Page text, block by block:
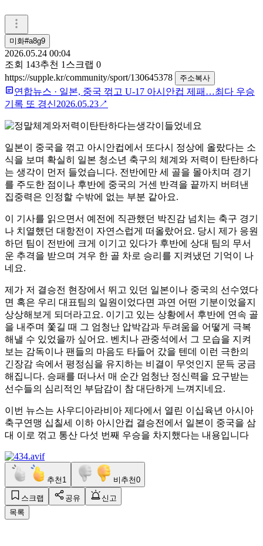
미화#a8g9
2026.05.24 00:04
조회 143추천 1 스크랩 0
https://supple.kr/community/sport/130645378
주소복사
연합뉴스 · 일본, 중국 꺾고 U-17 아시안컵 제패…최다 우승
기록 또 경신2026.05.23↗
일본이 중국을 꺾고 아시안컵에서 또다시 정상에 올랐다는 소
식을 보며 확실히 일본 청소년 축구의 체계와 저력이 탄탄하다
는 생각이 먼저 들었습니다. 전반에만 세 골을 몰아치며 경기
를 주도한 점이나 후반에 중국의 거센 반격을 끝까지 버텨낸
집중력은 인정할 수밖에 없는 부분 같아요.
이 기사를 읽으면서 예전에 직관했던 박진감 넘치는 축구 경기
나 치열했던 대항전이 자연스럽게 떠올랐어요. 당시 제가 응원
하던 팀이 전반에 크게 이기고 있다가 후반에 상대 팀의 무서
운 추격을 받으며 겨우 한 골 차로 승리를 지켜냈던 기억이 나
네요.
제가 저 결승전 현장에서 뛰고 있던 일본이나 중국의 선수였다
면 혹은 우리 대표팀의 일원이었다면 과연 어떤 기분이었을지
상상해보게 되더라고요. 이기고 있는 상황에서 후반에 연속 골
을 내주며 쫓길 때 그 엄청난 압박감과 두려움을 어떻게 극복
해낼 수 있었을까 싶어요. 벤치나 관중석에서 그 모습을 지켜
보는 감독이나 팬들의 마음도 타들어 갔을 텐데 이런 극한의
긴장감 속에서 평정심을 유지하는 비결이 무엇인지 문득 궁금
해집니다. 승패를 떠나서 매 순간 엄청난 정신력을 요구받는
선수들의 심리적인 부담감이 참 대단하게 느껴지네요.
이번 뉴스는 사우디아라비아 제다에서 열린 이십육년 아시아
축구연맹 십칠세 이하 아시안컵 결승전에서 일본이 중국을 삼
대 이로 꺾고 통산 다섯 번째 우승을 차지했다는 내용입니다
추천 1 비추천0
스크랩 공유
신고
목록